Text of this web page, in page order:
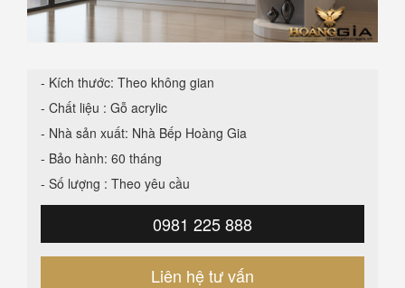
- Kích thước: Theo không gian
- Chất liệu : Gỗ acrylic
- Nhà sản xuất: Nhà Bếp Hoàng Gia
- Bảo hành: 60 tháng
- Số lượng : Theo yêu cầu
0981 225 888
Liên hệ tư vấn